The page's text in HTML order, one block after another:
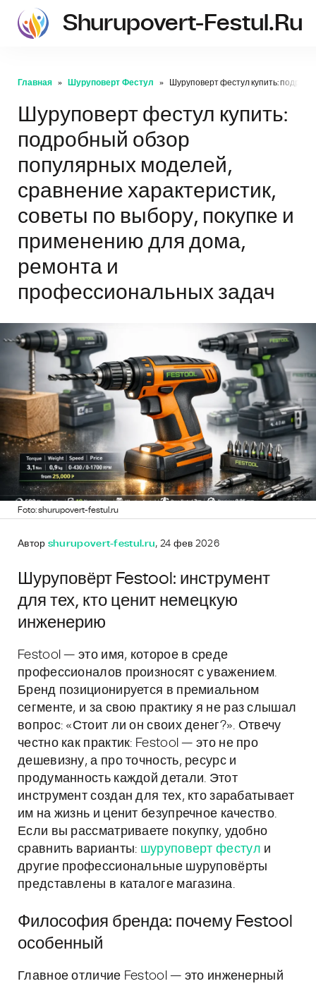
Shurupovert-Festul.ru
Главная Шуруповерт Фестул Шуруповерт фестул купить:
Шуруповерт фестул купить:
подробный обзор
популярных моделей,
сравнение характеристик,
советы по выбору, покупке и
применению для дома,
ремонта и
профессиональных задач
Foto: shurupovert-festul.ru
Автор shurupovert-festul.ru, 24 фев 2026
Шуруповёрт Festool: инструмент
для тех, кто ценит немецкую
инженерию
Festool — это имя, которое в среде
профессионалов произносят с уважением.
Бренд позиционируется в премиальном
сегменте, и за свою практику я не раз слышал
вопрос: «Стоит ли он своих денег?». Отвечу
честно как практик: Festool — это не про
дешевизну, а про точность, ресурс и
продуманность каждой детали. Этот
инструмент создан для тех, кто зарабатывает
им на жизнь и ценит безупречное качество.
Если вы рассматриваете покупку, удобно
сравнить варианты: шуруповерт фестул и
другие профессиональные шуруповёрты
представлены в каталоге магазина.
Философия бренда: почему Festool
особенный
Главное отличие Festool — это инженерный